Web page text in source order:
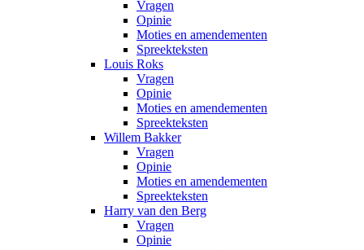
Vragen
Opinie
Moties en amendementen
Spreekteksten
Louis Roks
Vragen
Opinie
Moties en amendementen
Spreekteksten
Willem Bakker
Vragen
Opinie
Moties en amendementen
Spreekteksten
Harry van den Berg
Vragen
Opinie